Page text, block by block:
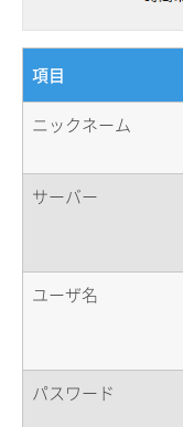
項目
ニックネーム
サーバー
ユーザ名
パスワード